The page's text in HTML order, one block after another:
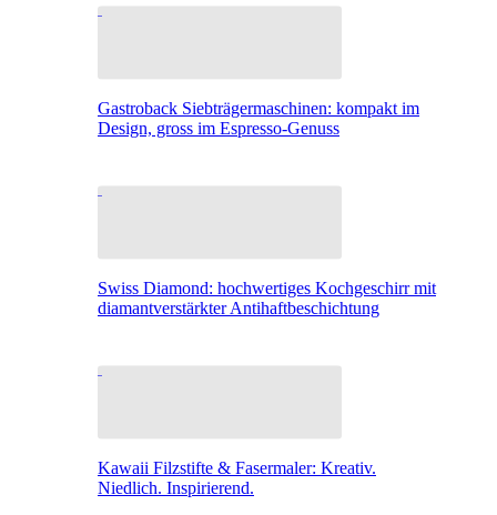
Gastroback Siebträgermaschinen: kompakt im
Design, gross im Espresso-Genuss
Swiss Diamond: hochwertiges Kochgeschirr mit
diamantverstärkter Antihaftbeschichtung
Kawaii Filzstifte & Fasermaler: Kreativ.
Niedlich. Inspirierend.